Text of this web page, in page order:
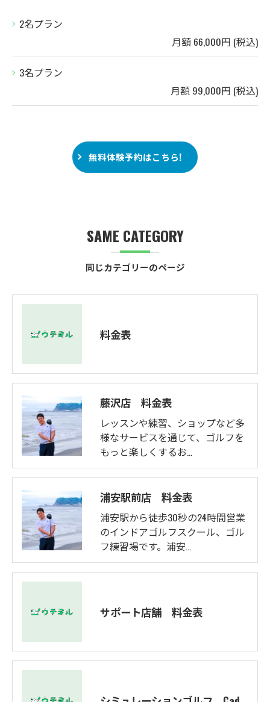
2名プラン
月額 66,000円 (税込)
3名プラン
月額 99,000円 (税込)
無料体験予約はこちら!
同じカテゴリーのページ
SAME CATEGORY
料金表
藤沢店 料金表
レッスンや練習、ショップなど多
様なサービスを通じて、ゴルフを
もっと楽しくするお…
浦安駅前店 料金表
浦安駅から徒歩30秒の24時間営業
のインドアゴルフスクール、ゴル
フ練習場です。浦安…
サポート店舗 料金表